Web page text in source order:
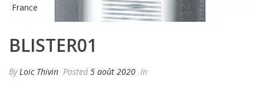
BLISTER01
By Loïc Thivin Posted 5 août 2020 In